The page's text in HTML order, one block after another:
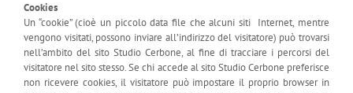
Cookies
Un “cookie” (cioè un piccolo data file che alcuni siti Internet, mentre
vengono visitati, possono inviare all’indirizzo del visitatore) può trovarsi
nell’ambito del sito Studio Cerbone, al fine di tracciare i percorsi del
visitatore nel sito stesso. Se chi accede al sito Studio Cerbone preferisce
non ricevere cookies, il visitatore può impostare il proprio browser in